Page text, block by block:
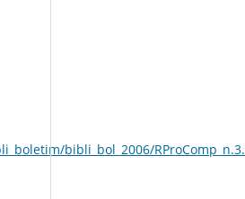
bibli_bol_2006/